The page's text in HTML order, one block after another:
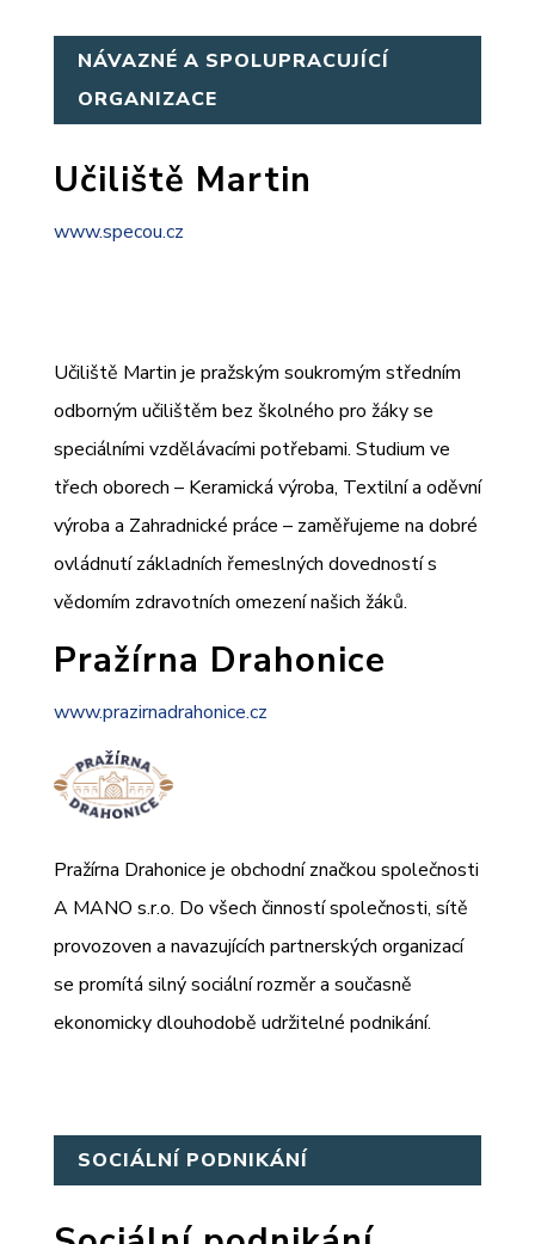
NÁVAZNÉ A SPOLUPRACUJÍCÍ
ORGANIZACE
Učiliště Martin
www.specou.cz
Učiliště Martin je pražským soukromým středním
odborným učilištěm bez školného pro žáky se
speciálními vzdělávacími potřebami. Studium ve
třech oborech – Keramická výroba, Textilní a oděvní
výroba a Zahradnické práce – zaměřujeme na dobré
ovládnutí základních řemeslných dovedností s
vědomím zdravotních omezení našich žáků.
Pražírna Drahonice
www.prazirnadrahonice.cz
Pražírna Drahonice je obchodní značkou společnosti
A MANO s.r.o. Do všech činností společnosti, sítě
provozoven a navazujících partnerských organizací
se promítá silný sociální rozměr a současně
ekonomicky dlouhodobě udržitelné podnikání.
SOCIÁLNÍ PODNIKÁNÍ